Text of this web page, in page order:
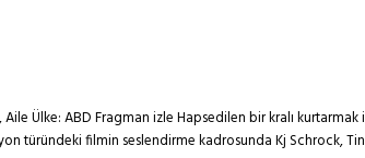
Ülke: ABD Fragman izle Hapsedilen bir kralı
filmin seslendirme kadrosunda Kj Schrock, Tina